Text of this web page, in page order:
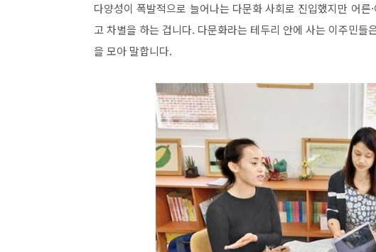
다양성이 폭발적으로 늘어나는 다문화 사회로 진입했지만 어
고 차별을 하는 겁니다. 다문화라는 테두리 안에 사는 이주민
을 모아 말합니다.